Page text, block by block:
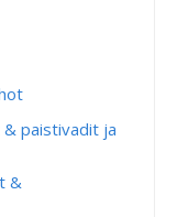
paistivadit ja
&